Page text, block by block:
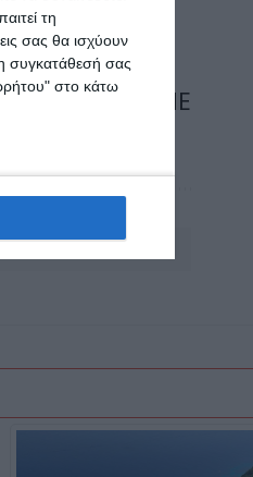
τη
σας θα ισχύουν
συγκατάθεσή σας
στο κάτω
ΠΗΓΗ: ΑΠΕ